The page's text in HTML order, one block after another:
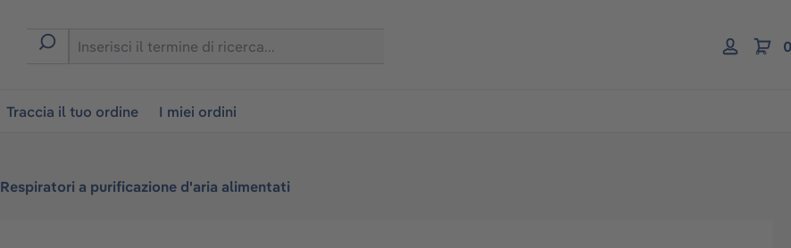
Traccia il tuo ordine I miei ordini
Respiratori a purificazione d'aria alimentati